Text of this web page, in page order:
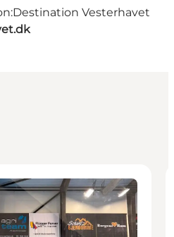
Destination Vesterhavet